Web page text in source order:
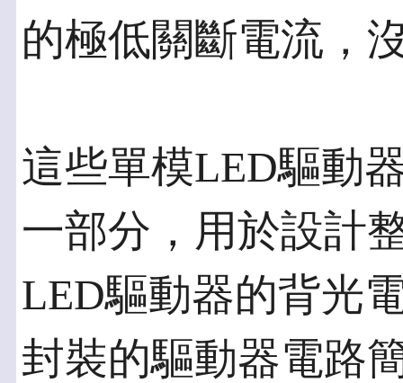
的極低關斷電流，
這些單模LED驅動
一部分，用於設計
LED驅動器的背光
封裝的驅動器電路